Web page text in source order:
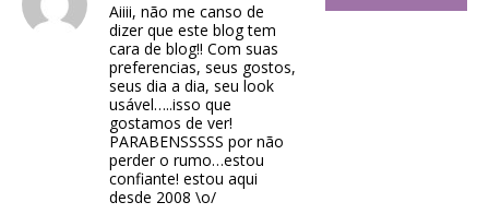
Aiiii, não me canso de
dizer que este blog tem
cara de blog!! Com suas
preferencias, seus gostos,
seus dia a dia, seu look
usável…..isso que
gostamos de ver!
PARABENSSSSS por não
perder o rumo…estou
confiante! estou aqui
desde 2008 \o/